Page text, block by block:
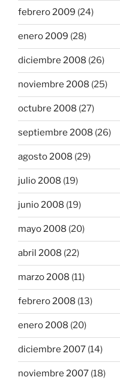
febrero 2009 (24)
enero 2009 (28)
diciembre 2008 (26)
noviembre 2008 (25)
octubre 2008 (27)
septiembre 2008 (26)
agosto 2008 (29)
julio 2008 (19)
junio 2008 (19)
mayo 2008 (20)
abril 2008 (22)
marzo 2008 (11)
febrero 2008 (13)
enero 2008 (20)
diciembre 2007 (14)
noviembre 2007 (18)